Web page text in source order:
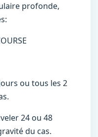
profonde,
ou tous les 2
24 ou 48
du cas.